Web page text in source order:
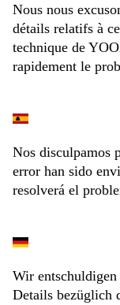
Nous nous
détails relatifs à
technique de
rapidement le
Nos disculpamos
error han sido
resolverá el
Wir
Details bezüglich